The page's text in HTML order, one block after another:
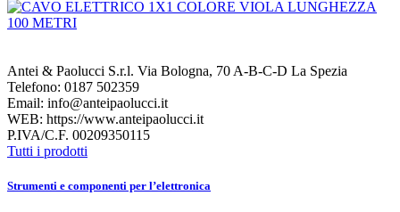
Antei & Paolucci S.r.l. Via Bologna, 70 A-B-C-D La Spezia
Telefono: 0187 502359
Email: info@anteipaolucci.it
WEB: https://www.anteipaolucci.it
P.IVA/C.F. 00209350115
Tutti i prodotti
Strumenti e componenti per l’elettronica